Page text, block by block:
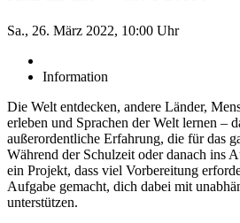
Sa., 26. März 2022, 10:00 Uhr
Information
Die Welt entdecken, andere Länder,
erleben und Sprachen der Welt lernen –
außerordentliche Erfahrung, die für das
Während der Schulzeit oder danach ins
ein Projekt, dass viel Vorbereitung
Aufgabe gemacht, dich dabei mit
unterstützen.